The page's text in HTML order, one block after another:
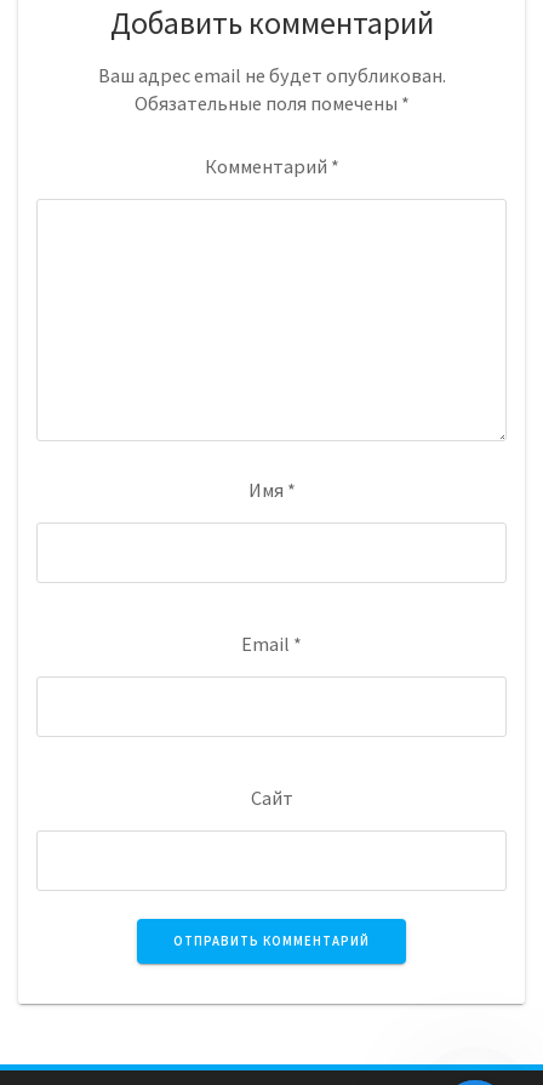
Добавить комментарий
Ваш адрес email не будет опубликован.
Обязательные поля помечены *
Комментарий *
Имя *
Email *
Сайт